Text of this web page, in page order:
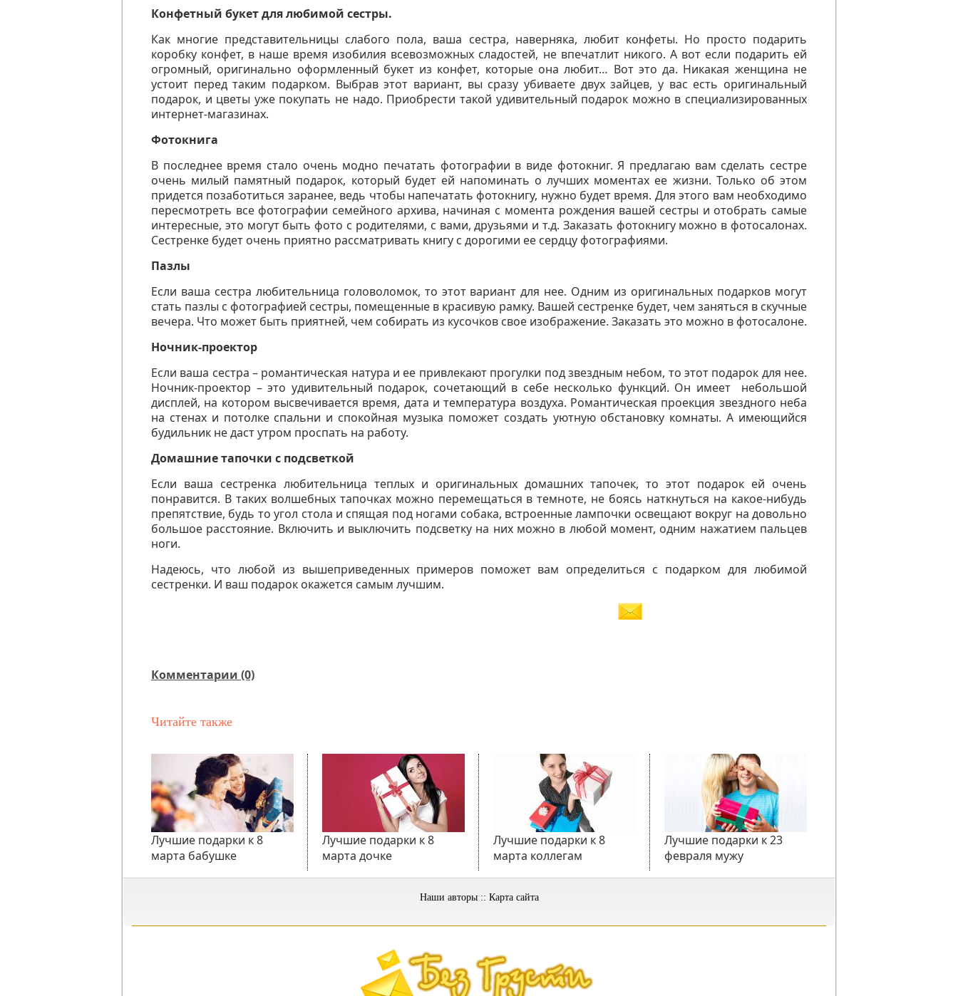
Конфетный букет для любимой сестры.
Как многие представительницы слабого пола, ваша сестра, наверняка, любит конфеты. Но просто подарить
коробку конфет, в наше время изобилия всевозможных сладостей, не впечатлит никого. А вот если подарить ей
огромный, оригинально оформленный букет из конфет, которые она любит… Вот это да. Никакая женщина не
устоит перед таким подарком. Выбрав этот вариант, вы сразу убиваете двух зайцев, у вас есть оригинальный
подарок, и цветы уже покупать не надо. Приобрести такой удивительный подарок можно в специализированных
интернет-магазинах.
Фотокнига
В последнее время стало очень модно печатать фотографии в виде фотокниг. Я предлагаю вам сделать сестре
очень милый памятный подарок, который будет ей напоминать о лучших моментах ее жизни. Только об этом
придется позаботиться заранее, ведь чтобы напечатать фотокнигу, нужно будет время. Для этого вам необходимо
пересмотреть все фотографии семейного архива, начиная с момента рождения вашей сестры и отобрать самые
интересные, это могут быть фото с родителями, с вами, друзьями и т.д. Заказать фотокнигу можно в фотосалонах.
Сестренке будет очень приятно рассматривать книгу с дорогими ее сердцу фотографиями.
Пазлы
Если ваша сестра любительница головоломок, то этот вариант для нее. Одним из оригинальных подарков могут
стать пазлы с фотографией сестры, помещенные в красивую рамку. Вашей сестренке будет, чем заняться в скучные
вечера. Что может быть приятней, чем собирать из кусочков свое изображение. Заказать это можно в фотосалоне.
Ночник-проектор
Если ваша сестра – романтическая натура и ее привлекают прогулки под звездным небом, то этот подарок для нее.
Ночник-проектор – это удивительный подарок, сочетающий в себе несколько функций. Он имеет
небольшой
дисплей, на котором высвечивается время, дата и температура воздуха. Романтическая проекция звездного неба
на стенах и потолке спальни и спокойная музыка поможет создать уютную обстановку комнаты. А имеющийся
будильник не даст утром проспать на работу.
Домашние тапочки с подсветкой
Если ваша сестренка любительница теплых и оригинальных домашних тапочек, то этот подарок ей очень
понравится. В таких волшебных тапочках можно перемещаться в темноте, не боясь наткнуться на какое-нибудь
препятствие, будь то угол стола и спящая под ногами собака, встроенные лампочки освещают вокруг на довольно
большое расстояние. Включить и выключить подсветку на них можно в любой момент, одним нажатием пальцев
ноги.
Надеюсь, что любой из вышеприведенных примеров поможет вам определиться с подарком для любимой
сестренки. И ваш подарок окажется самым лучшим.
Комментарии (0)
Читайте также
Лучшие подарки к 8
марта бабушке
Лучшие подарки к 8
марта дочке
Лучшие подарки к 8
марта коллегам
Лучшие подарки к 23
февраля мужу
Наши авторы:: Карта сайта